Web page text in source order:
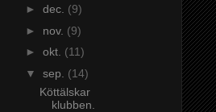
► dec. (9)
► nov. (9)
► okt. (11)
▼ sep. (14)
Köttälskar
klubben.